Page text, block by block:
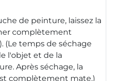
de peinture, laissez la
complètement
(Le temps de séchage
l'objet et de la
Après séchage, la
complètement mate.)